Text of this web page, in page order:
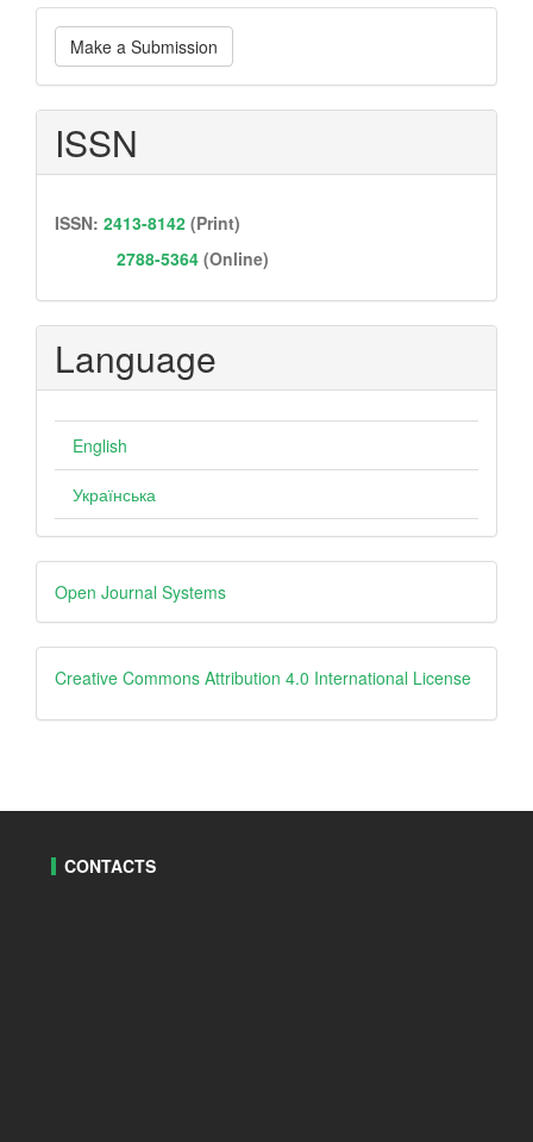
Make
a
Submission
Make a Submission
ISSN
ISSN: 2413-8142 (Print)
2788-5364 (Online)
Language
English
Українська
Developed
By
Open Journal Systems
Creative
Creative Commons Attribution 4.0 International License
CONTACTS